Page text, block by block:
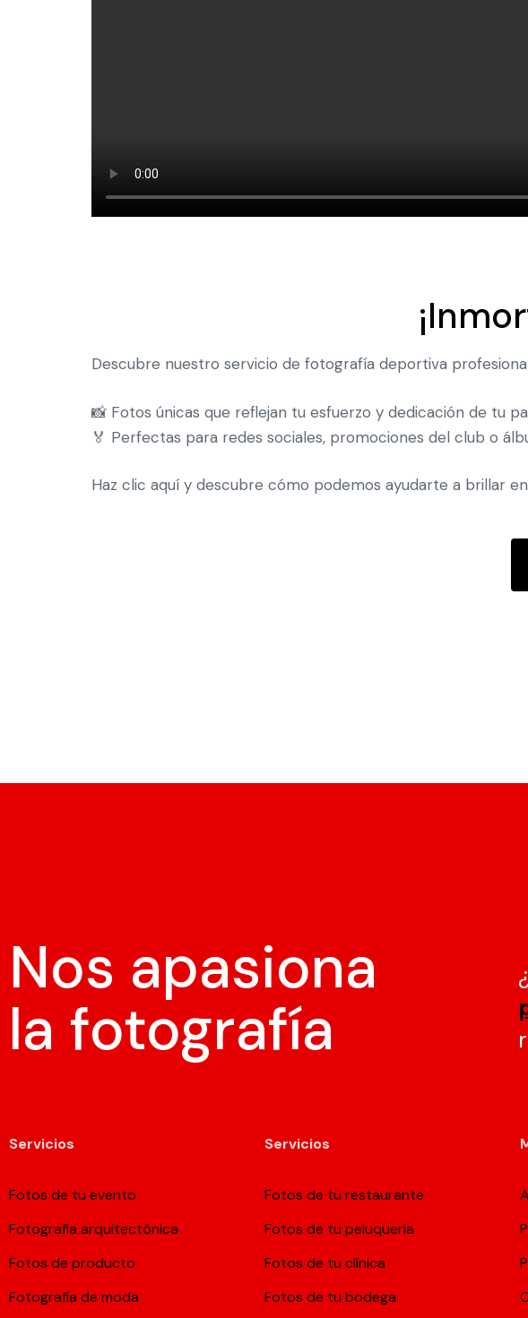
Descubre nuestro servicio de fotografía deportiva
📸 Fotos únicas que reflejan tu esfuerzo y dedicación de tu
🏅 Perfectas para redes sociales, promociones del club o
Haz clic aquí y descubre cómo podemos ayudarte a brillar en
Nos apasiona
la fotografía
Servicios
Fotos de tu evento
Fotografía arquitectónica
Fotos de producto
Fotografía de moda
Servicios
Fotos de tu restaurante
Fotos de tu peluquería
Fotos de tu clínica
Fotos de tu bodega